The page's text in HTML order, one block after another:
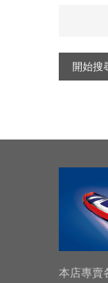
開始搜
本店專賣